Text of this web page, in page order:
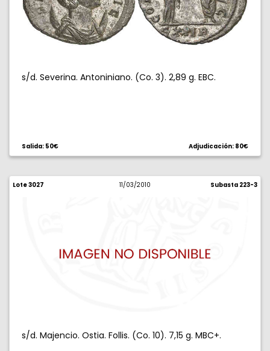
s/d. Severina. Antoniniano. (Co. 3). 2,89 g. EBC.
Salida: 50€ Adjudicación: 80€
Lote 3027 11/03/2010 Subasta 223-3
s/d. Majencio. Ostia. Follis. (Co. 10). 7,15 g. MBC+.